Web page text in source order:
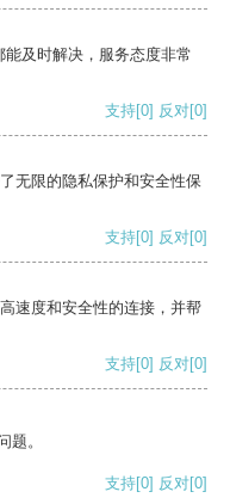
及时解决，服务态度非常
支持[0] 反对[0]
无限的隐私保护和安全性保
支持[0] 反对[0]
速度和安全性的连接，并帮
支持[0] 反对[0]
题。
支持[0] 反对[0]